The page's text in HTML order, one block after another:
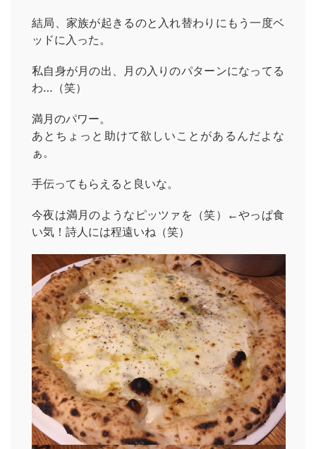
結局、家族が起きるのと入れ替わりにもう一度ベ
ッドに入った。
私自身が月の出、月の入りのパターンになってる
わ…（笑）
満月のパワー。
あとちょっと助けて欲しいことがあるんだよな
ぁ。
手伝ってもらえると良いな。
今夜は満月のようなピッツァを（笑）←やっぱ食
い気！詩人には程遠いね（笑）